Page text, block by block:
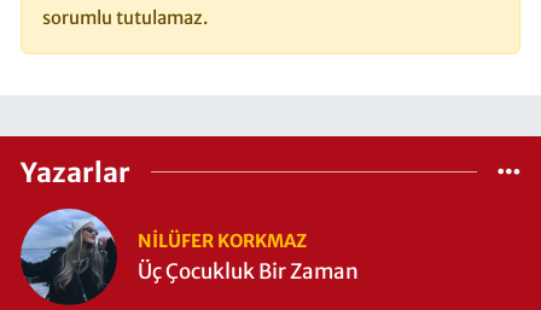
sorumlu tutulamaz.
Yazarlar
NILÜFER KORKMAZ
Üç Çocukluk Bir Zaman